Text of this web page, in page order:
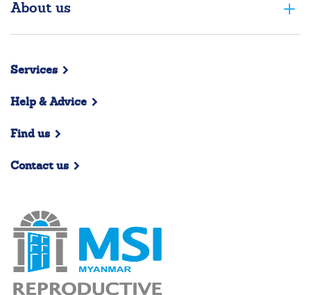
Services
Help & Advice
Find us
Contact us
About us